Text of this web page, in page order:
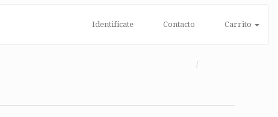
Identifícate Contacto Carrito